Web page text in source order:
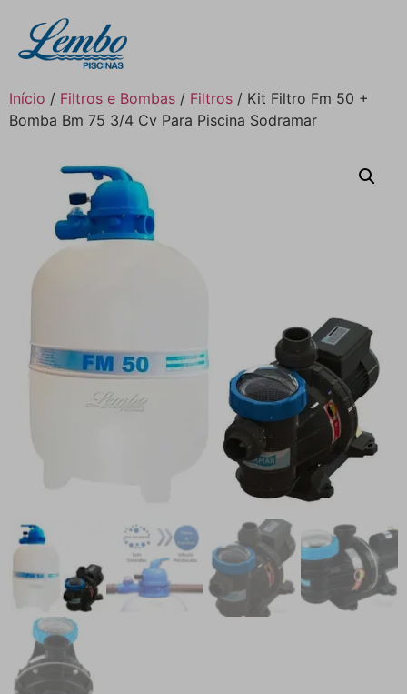
Início / Filtros e Bombas / Filtros / Kit Filtro Fm 50 +
Bomba Bm 75 3/4 Cv Para Piscina Sodramar